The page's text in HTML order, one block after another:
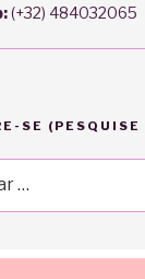
(+32) 484032065
SE (PESQUISE